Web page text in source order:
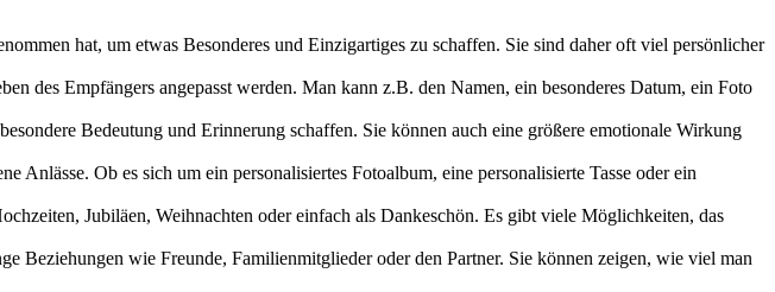
hat, um etwas Besonderes und Einzigartiges zu schaffen. Sie sind daher oft viel persönlicher
des Empfängers angepasst werden. Man kann z.B. den Namen, ein besonderes Datum, ein Foto
Bedeutung und Erinnerung schaffen. Sie können auch eine größere emotionale Wirkung
Ob es sich um ein personalisiertes Fotoalbum, eine personalisierte Tasse oder ein
Jubiläen, Weihnachten oder einfach als Dankeschön. Es gibt viele Möglichkeiten, das
Beziehungen wie Freunde, Familienmitglieder oder den Partner. Sie können zeigen, wie viel man